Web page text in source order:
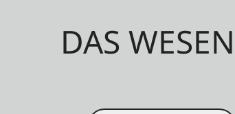
DAS